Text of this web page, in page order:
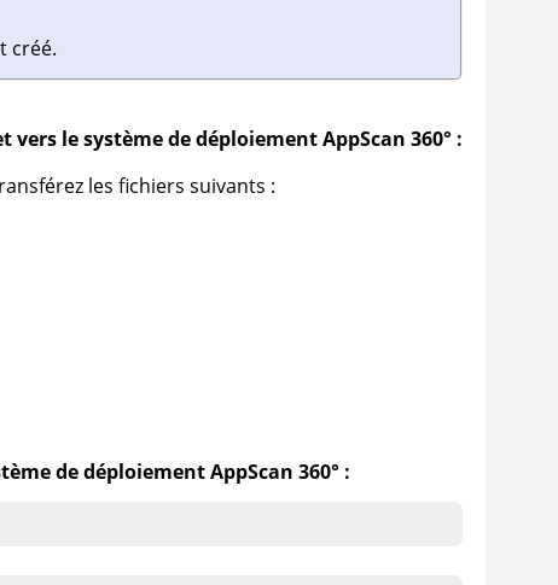
créé.
vers le système de déploiementAppScan 360° :
les fichiers suivants :
de déploiementAppScan 360° :